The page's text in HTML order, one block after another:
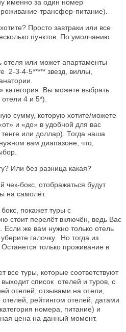
именно за один номер
трансфер-питание).
Просто завтраки или все
пунктов. По умолчанию
отеля или может апартаменты
2-3-4-5***** звезд, виллы,
категория. Вы можете выбрать
4 и 5*).
сумму, которую хотите/можете
и «до» в удобной для вас
или доллар). Тогда наша
вам диапазоне, что,
Или без разница какая?
чек-бокс, отображаться будут
на самолёт.
бокс, покажет туры с
стоит перелёт включён, ведь Вас
Если же вам нужно только отель
галочку. Но тогда из
только проживание в
все туры, которые соответствуют
список отелей и туров, с
отелей, отзывами на отели,
рейтингом отелей, датами
номера, питание) и
цена на данный момент.